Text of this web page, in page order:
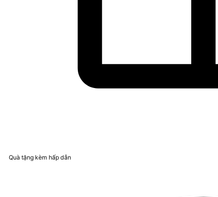
Quà tặng kèm hấp dẫn